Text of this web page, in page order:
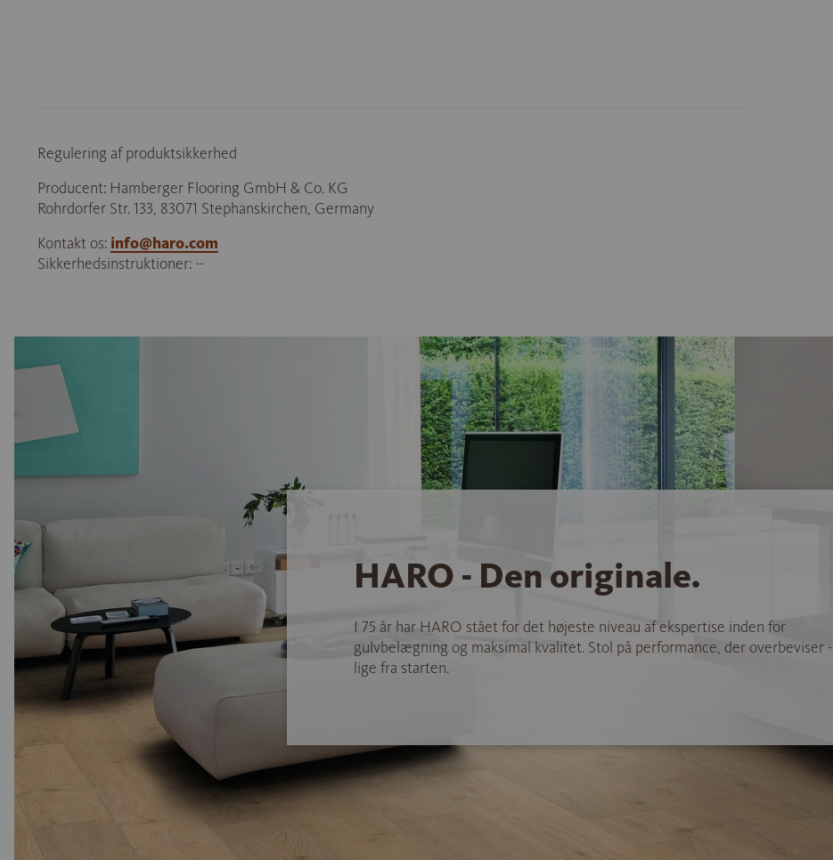
Regulering af produktsikkerhed
Producent: Hamberger Flooring GmbH & Co. KG
Rohrdorfer Str. 133, 83071 Stephanskirchen, Germany
Kontakt os: info@haro.com
Sikkerhedsinstruktioner: --
HARO - Den originale.
I 75 år har HARO stået for det højeste niveau af ekspertise inden for
gulvbelægning og maksimal kvalitet. Stol på performance, der overbeviser -
lige fra starten.